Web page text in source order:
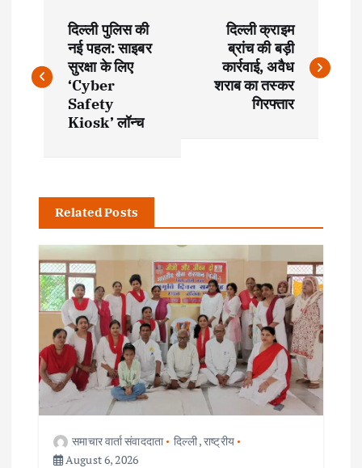
o
s
v
a
t
दिल्ली पुलिस की
नई पहल: साइबर
सुरक्षा के लिए
‘Cyber
Safety
Kiosk’ लॉन्च
दिल्ली क्राइम
ब्रांच की बड़ी
कार्रवाई, अवैध
शराब का तस्कर
गिरफ्तार
Related Posts
समाचार वार्ता संवाददाता दिल्ली,राष्ट्रीय
August 6, 2026